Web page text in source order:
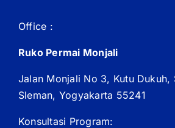
Office :
Ruko Permai Monjali
Jalan Monjali No 3, Kutu Dukuh,
Sleman, Yogyakarta 55241
Konsultasi Program: